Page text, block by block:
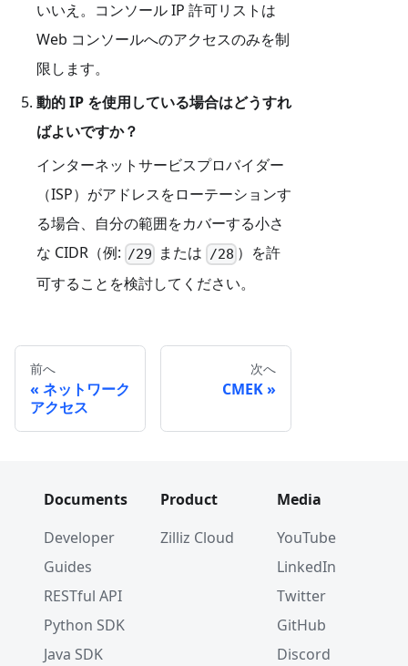
いいえ。コンソール IP 許可リストは
Web コンソールへのアクセスのみを制
限します。
動的 IP を使用している場合はどうすれ
ばよいですか？
インターネットサービスプロバイダー
（ISP）がアドレスをローテーションす
る場合、自分の範囲をカバーする小さ
な CIDR（例: /29 または /28 ）を許
可することを検討してください。
前へ
ネットワーク
アクセス
次へ
CMEK
Documents
Developer
Guides
RESTful API
Python SDK
Java SDK
Product
Zilliz Cloud
Media
YouTube
LinkedIn
Twitter
GitHub
Discord